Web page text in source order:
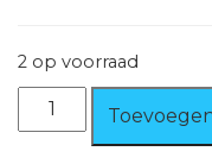
2 op voorraad
Mega